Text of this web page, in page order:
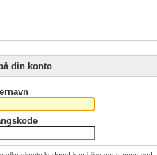
din konto